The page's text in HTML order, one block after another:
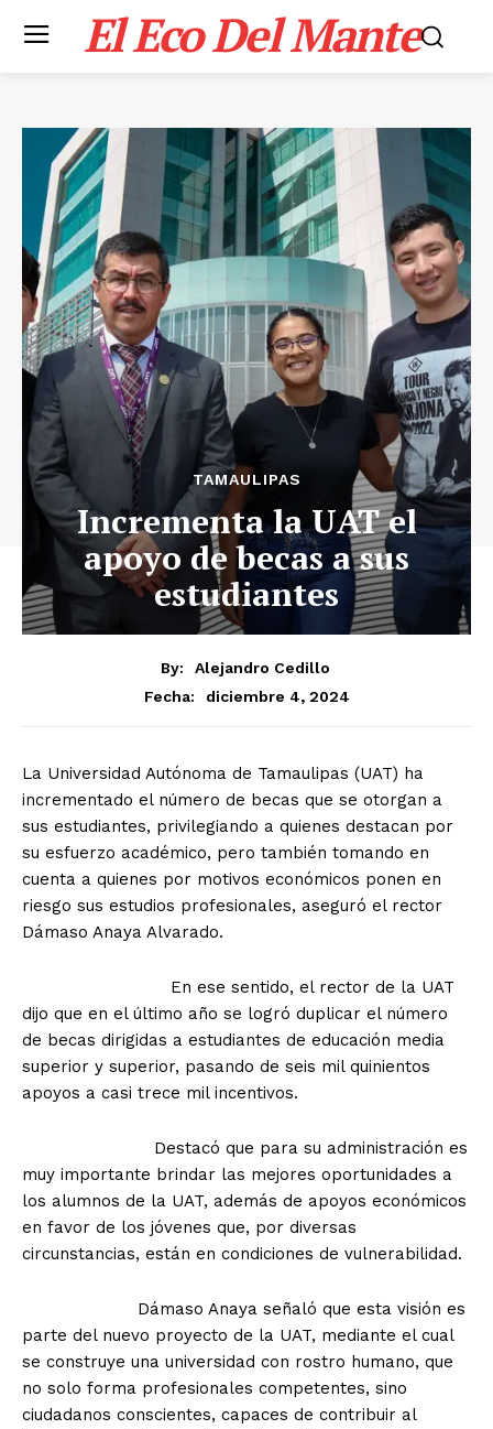
El Eco Del Mante
TAMAULIPAS
Incrementa la UAT el
apoyo de becas a sus
estudiantes
By:
Alejandro Cedillo
Fecha:
diciembre 4, 2024
La Universidad Autónoma de Tamaulipas (UAT) ha
incrementado el número de becas que se otorgan a
sus estudiantes, privilegiando a quienes destacan por
su esfuerzo académico, pero también tomando en
cuenta a quienes por motivos económicos ponen en
riesgo sus estudios profesionales, aseguró el rector
Dámaso Anaya Alvarado.
En ese sentido, el rector de la UAT
dijo que en el último año se logró duplicar el número
de becas dirigidas a estudiantes de educación media
superior y superior, pasando de seis mil quinientos
apoyos a casi trece mil incentivos.
Destacó que para su administración es
muy importante brindar las mejores oportunidades a
los alumnos de la UAT, además de apoyos económicos
en favor de los jóvenes que, por diversas
circunstancias, están en condiciones de vulnerabilidad.
Dámaso Anaya señaló que esta visión es
parte del nuevo proyecto de la UAT, mediante el cual
se construye una universidad con rostro humano, que
no solo forma profesionales competentes, sino
ciudadanos conscientes, capaces de contribuir al